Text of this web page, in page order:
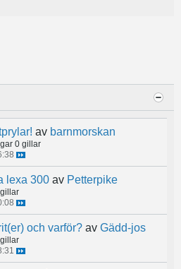
av barnmorskan
0 gillar
lexa 300 av Petterpike
och varför? av Gädd-jos